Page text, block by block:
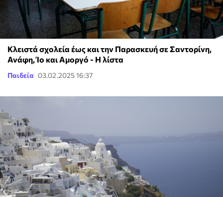
Κλειστά σχολεία έως και την Παρασκευή σε Σαντορίνη,
Ανάφη, Ίο και Αμοργό - Η λίστα
Παιδεία 03.02.2025 16:37